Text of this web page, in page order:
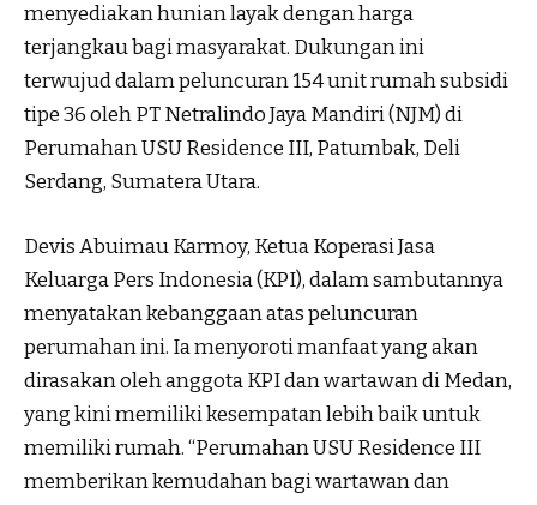
menyediakan hunian layak dengan harga
terjangkau bagi masyarakat. Dukungan ini
terwujud dalam peluncuran 154 unit rumah subsidi
tipe 36 oleh PT Netralindo Jaya Mandiri (NJM) di
Perumahan USU Residence III, Patumbak, Deli
Serdang, Sumatera Utara.
Devis Abuimau Karmoy, Ketua Koperasi Jasa
Keluarga Pers Indonesia (KPI), dalam sambutannya
menyatakan kebanggaan atas peluncuran
perumahan ini. Ia menyoroti manfaat yang akan
dirasakan oleh anggota KPI dan wartawan di Medan,
yang kini memiliki kesempatan lebih baik untuk
memiliki rumah. “Perumahan USU Residence III
memberikan kemudahan bagi wartawan dan